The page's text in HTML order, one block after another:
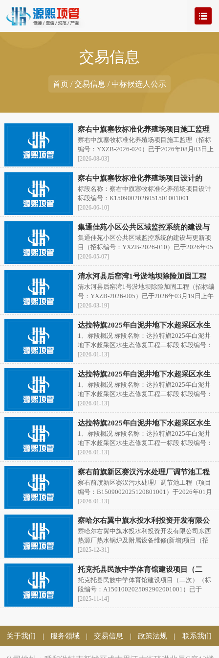
交易信息
首页 / 交易信息 / 中标候选人公示
察右中旗塞牧标准化养殖场项目施工监理
察右中旗塞牧标准化养殖场项目施工监理（招标
编号：YXZB-2026-020）已于2026年08月03日上
午在呼和浩特市新城区成吉思汗大街琦琳北辰C
座12楼完成开标、评标工作，现将中标候选人公
示如下：
[2026-08-03]
察右中旗塞牧标准化养殖场项目设计的
标段名称：察右中旗塞牧标准化养殖场项目设计
标段编号：K1509002026051501001001
[2026-06-10]
集通佳苑小区公共区域监控系统的建设与
更新项目
集通佳苑小区公共区域监控系统的建设与更新项
目（招标编号：YXZB-2026-010）已于2026年05
月07日上午在呼和浩特市新城区成吉思汗大街琦
琳北辰C座12楼完成开标、评标工作，现将中标
候选人公示如下：
[2026-05-07]
清水河县后窑湾1号淤地坝除险加固工程
清水河县后窑湾1号淤地坝除险加固工程（招标编
号：YXZB-2026-005）已于2026年03月19日上午
在呼和浩特市新城区成吉思汗大街琦琳北辰C座
12楼完成开标、评标工作，现将中标候选人公示
如下：
[2026-03-19]
达拉特旗2025年白泥井地下水超采区水生
态修复工程二标段
1、标段概况 标段名称：达拉特旗2025年白泥井
地下水超采区水生态修复工程二标段 标段编号：
F1506002025120501001002
[2026-01-13]
达拉特旗2025年白泥井地下水超采区水生
态修复工程二标段
1、标段概况 标段名称：达拉特旗2025年白泥井
地下水超采区水生态修复工程二标段 标段编号：
F1506002025120501001002
[2026-01-13]
达拉特旗2025年白泥井地下水超采区水生
态修复工程一标段
1、标段概况 标段名称：达拉特旗2025年白泥井
地下水超采区水生态修复工程一标段 标段编号：
F1506002025120501001001
[2026-01-13]
察右前旗新区赛汉污水处理厂调节池工程
察右前旗新区赛汉污水处理厂调节池工程（项目
编号：B1509002025120801001）于2026年01月
12日上午在乌兰察布市公共资源交易中心完成开
标、评标工作，现将中标候选人公示如下：
[2026-01-13]
察哈尔右翼中旗水投水利投资开发有限公
司东西热源厂热水锅炉及附属设备维修(新
增)项目
察哈尔右翼中旗水投水利投资开发有限公司东西
热源厂热水锅炉及附属设备维修(新增)项目（招
标编号：YXZB-2025-074）已于2025年12月31日
上午在呼和浩特市新城区成吉思汗大街琦琳北辰
C座12楼完成开标、评标工作，现将中标候选人
公示如下：
[2025-12-31]
托克托县民族中学体育馆建设项目（二
次）
托克托县民族中学体育馆建设项目（二次）（标
段编号：A1501002025092902001001）已于
2025年11月13日09时00分公开开标，该项目评标
工作已结束，现将中标候选人公示如下：
[2025-11-14]
|
关于我们 |
服务领域 |
交易信息 |
政策法规 联系我们